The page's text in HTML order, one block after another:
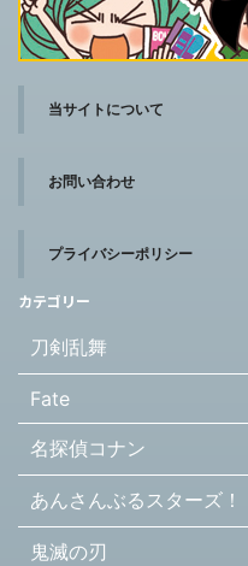
当サイトについて
お問い合わせ
プライバシーポリシー
カテゴリー
刀剣乱舞
Fate
名探偵コナン
あんさんぶるスターズ！
鬼滅の刃